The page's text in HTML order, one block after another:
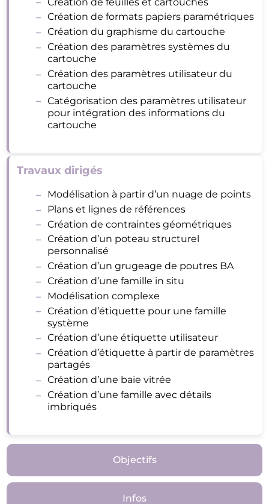
Objectifs
Infos
Création de formats papiers paramétriques
Création du graphisme du cartouche
Création des paramètres systèmes du
cartouche
Création des paramètres utilisateur du
cartouche
Catégorisation des paramètres utilisateur
pour intégration des informations du
cartouche
Travaux dirigés
Modélisation à partir d’un nuage de points
Plans et lignes de références
Création de contraintes géométriques
Création d’un poteau structurel
personnalisé
Création d’un grugeage de poutres BA
Création d’une famille in situ
Modélisation complexe
Création d’étiquette pour une famille
système
Création d’une étiquette utilisateur
Création d’étiquette à partir de paramètres
partagés
Création d’une baie vitrée
Création d’une famille avec détails
imbriqués